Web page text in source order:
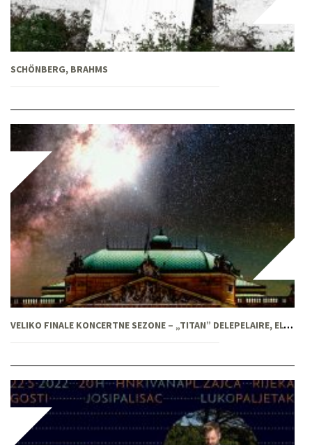
SCHÖNBERG, BRAHMS
VELIKO FINALE KONCERTNE SEZONE – „TITAN” DELEPELAIRE, ELGAR, MAHLER